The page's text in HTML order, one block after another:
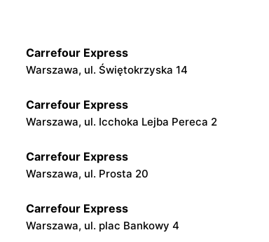
Carrefour Express
Warszawa, ul. Świętokrzyska 14
Carrefour Express
Warszawa, ul. Icchoka Lejba Pereca 2
Carrefour Express
Warszawa, ul. Prosta 20
Carrefour Express
Warszawa, ul. plac Bankowy 4